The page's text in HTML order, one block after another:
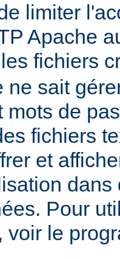
limiter
Apache
fichiers
ne sait
mots de
fichiers
et
dans
Pour
voir le